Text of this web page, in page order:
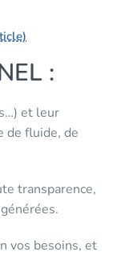
:
et leur
de fluide, de
transparence,
vos besoins, et